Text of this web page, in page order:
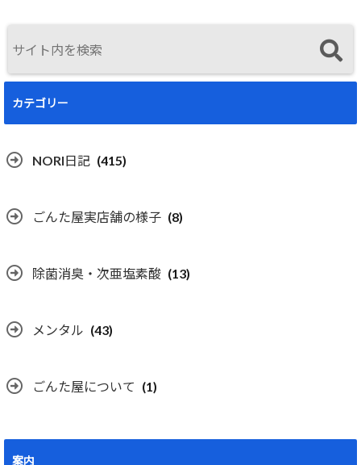
カテゴリー
NORI日記 (415)
ごんた屋実店舗の様子 (8)
除菌消臭・次亜塩素酸 (13)
メンタル (43)
ごんた屋について (1)
案内